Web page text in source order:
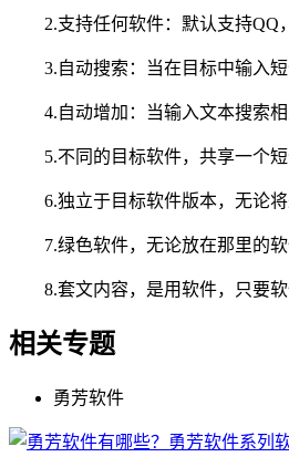
2.支持任何软件：默认支持QQ，
3.自动搜索：当在目标中输入短
4.自动增加：当输入文本搜索相
5.不同的目标软件，共享一个短
6.独立于目标软件版本，无论将
7.绿色软件，无论放在那里的软
8.套文内容，是用软件，只要软
相关专题
勇芳软件